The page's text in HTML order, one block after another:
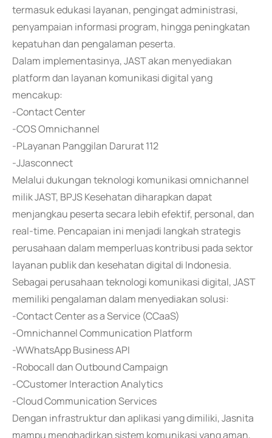
termasuk edukasi layanan, pengingat administrasi,
penyampaian informasi program, hingga peningkatan
kepatuhan dan pengalaman peserta.
Dalam implementasinya, JAST akan menyediakan
platform dan layanan komunikasi digital yang
mencakup:
-Contact Center
-COS Omnichannel
-PLayanan Panggilan Darurat 112
-JJasconnect
Melalui dukungan teknologi komunikasi omnichannel
milik JAST, BPJS Kesehatan diharapkan dapat
menjangkau peserta secara lebih efektif, personal, dan
real-time. Pencapaian ini menjadi langkah strategis
perusahaan dalam memperluas kontribusi pada sektor
layanan publik dan kesehatan digital di Indonesia.
Sebagai perusahaan teknologi komunikasi digital, JAST
memiliki pengalaman dalam menyediakan solusi:
-Contact Center as a Service (CCaaS)
-Omnichannel Communication Platform
-WWhatsApp Business API
-Robocall dan Outbound Campaign
-CCustomer Interaction Analytics
-Cloud Communication Services
Dengan infrastruktur dan aplikasi yang dimiliki, Jasnita
mampu menghadirkan sistem komunikasi yang aman,